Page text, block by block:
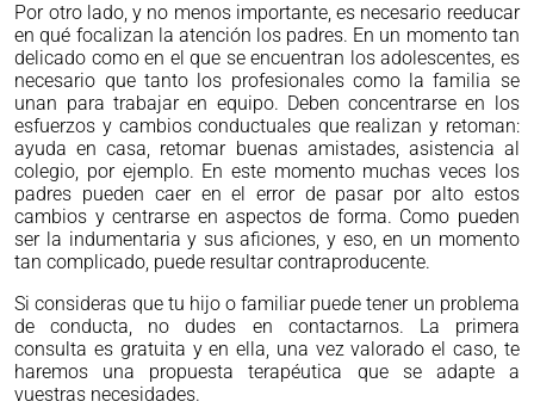
Por otro lado, y no menos importante, es necesario reeducar
en qué focalizan la atención los padres. En un momento tan
delicado como en el que se encuentran los adolescentes, es
necesario que tanto los profesionales como la familia se
unan para trabajar en equipo. Deben concentrarse en los
esfuerzos y cambios conductuales que realizan y retoman:
ayuda en casa, retomar buenas amistades, asistencia al
colegio, por ejemplo. En este momento muchas veces los
padres pueden caer en el error de pasar por alto estos
cambios y centrarse en aspectos de forma. Como pueden
ser la indumentaria y sus aficiones, y eso, en un momento
tan complicado, puede resultar contraproducente.
Si consideras que tu hijo o familiar puede tener un problema
de conducta, no dudes en contactarnos. La primera
consulta es gratuita y en ella, una vez valorado el caso, te
haremos una propuesta terapéutica que se adapte a
vuestras necesidades.